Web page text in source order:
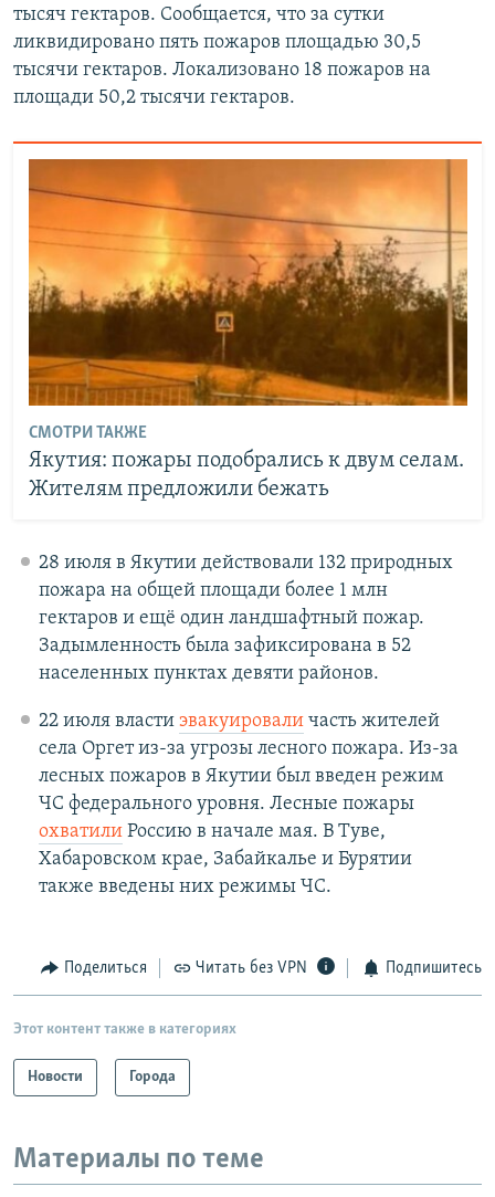
тысяч гектаров. Сообщается, что за сутки
ликвидировано пять пожаров площадью 30,5
тысячи гектаров. Локализовано 18 пожаров на
площади 50,2 тысячи гектаров.
СМОТРИ ТАКЖЕ
Якутия: пожары подобрались к двум селам.
Жителям предложили бежать
28 июля в Якутии действовали 132 природных
пожара на общей площади более 1 млн
гектаров и ещё один ландшафтный пожар.
Задымленность была зафиксирована в 52
населенных пунктах девяти районов.
22 июля власти эвакуироваличасть жителей
села Оргет из-за угрозы лесного пожара. Из-за
лесных пожаров в Якутии был введен режим
ЧС федерального уровня. Лесные пожары
охватилиРоссию в начале мая. В Туве,
Хабаровском крае, Забайкалье и Бурятии
также введены них режимы ЧС.
Поделиться Читать без VPN Подпишитесь
Этот контент также в категориях
Новости Города
Материалы по теме